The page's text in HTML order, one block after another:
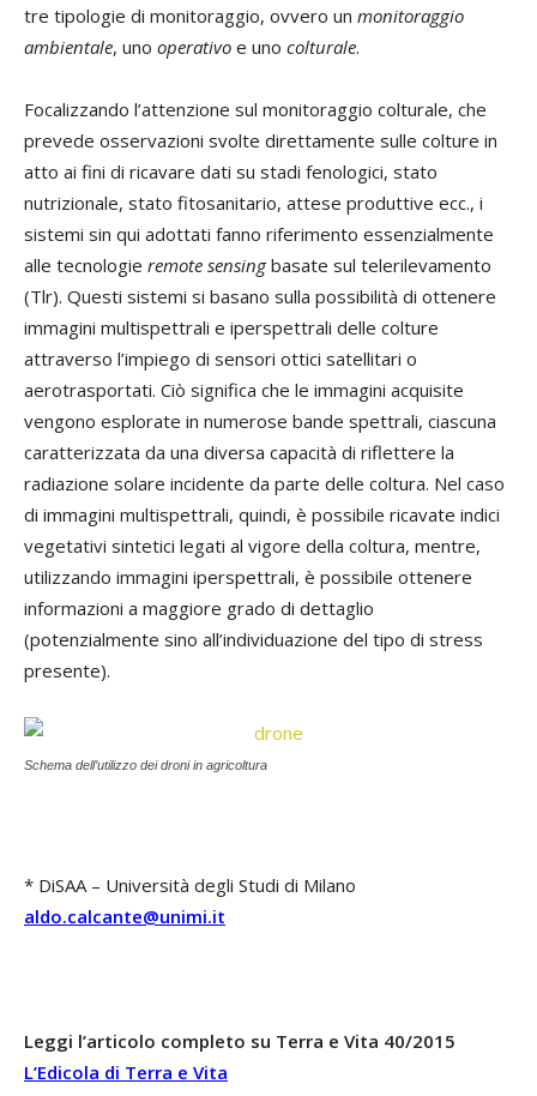
tre tipologie di monitoraggio, ovvero un monitoraggio
ambientale, uno operativo e uno colturale.
Focalizzando l’attenzione sul monitoraggio colturale, che
prevede osservazioni svolte direttamente sulle colture in
atto ai fini di ricavare dati su stadi fenologici, stato
nutrizionale, stato fitosanitario, attese produttive ecc., i
sistemi sin qui adottati fanno riferimento essenzialmente
alle tecnologie remote sensingbasate sul telerilevamento
(Tlr). Questi sistemi si basano sulla possibilità di ottenere
immagini multispettrali e iperspettrali delle colture
attraverso l’impiego di sensori ottici satellitari o
aerotrasportati. Ciò significa che le immagini acquisite
vengono esplorate in numerose bande spettrali, ciascuna
caratterizzata da una diversa capacità di riflettere la
radiazione solare incidente da parte delle coltura. Nel caso
di immagini multispettrali, quindi, è possibile ricavate indici
vegetativi sintetici legati al vigore della coltura, mentre,
utilizzando immagini iperspettrali, è possibile ottenere
informazioni a maggiore grado di dettaglio
(potenzialmente sino all’individuazione del tipo di stress
presente).
Schema dell’utilizzo dei droni in agricoltura
* DiSAA – Università degli Studi di Milano
aldo.calcante@unimi.it
Leggi l’articolo completo su Terra e Vita 40/2015
L’Edicola di Terra e Vita